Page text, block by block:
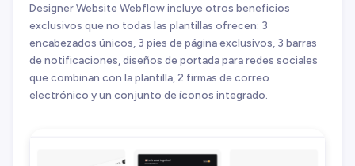
Designer Website Webflow incluye otros beneficios
exclusivos que no todas las plantillas ofrecen: 3
encabezados únicos, 3 pies de página exclusivos, 3 barras
de notificaciones, diseños de portada para redes sociales
que combinan con la plantilla, 2 firmas de correo
electrónico y un conjunto de íconos integrado.